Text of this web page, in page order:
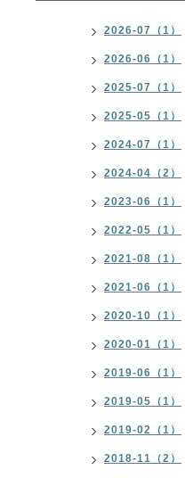
2026-07（1）
2026-06（1）
2025-07（1）
2025-05（1）
2024-07（1）
2024-04（2）
2023-06（1）
2022-05（1）
2021-08（1）
2021-06（1）
2020-10（1）
2020-01（1）
2019-06（1）
2019-05（1）
2019-02（1）
2018-11（2）